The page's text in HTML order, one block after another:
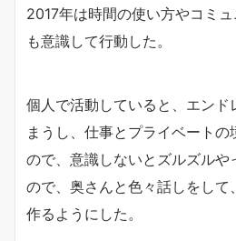
2017年は時間の使い方やコミ
も意識して行動した。
個人で活動していると、エンド
まうし、仕事とプライベート
ので、意識しないとズルズルや
ので、奥さんと色々話しをして
作るようにした。